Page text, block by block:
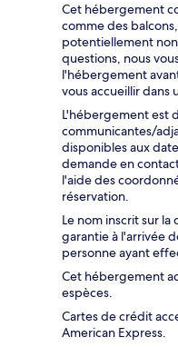
Cet hébergement
comme des
potentiellement non
questions, nous
l'hébergement
vous accueillir dans
L'hébergement est
communicantes/
disponibles aux
demande en
l'aide des
réservation.
Le nom inscrit sur
garantie à l'arrivée
personne ayant
Cet hébergement
espèces.
Cartes de crédit
American Express.